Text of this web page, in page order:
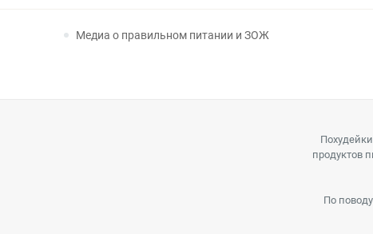
Медиа о правильном питании и ЗОЖ
продуктов
По